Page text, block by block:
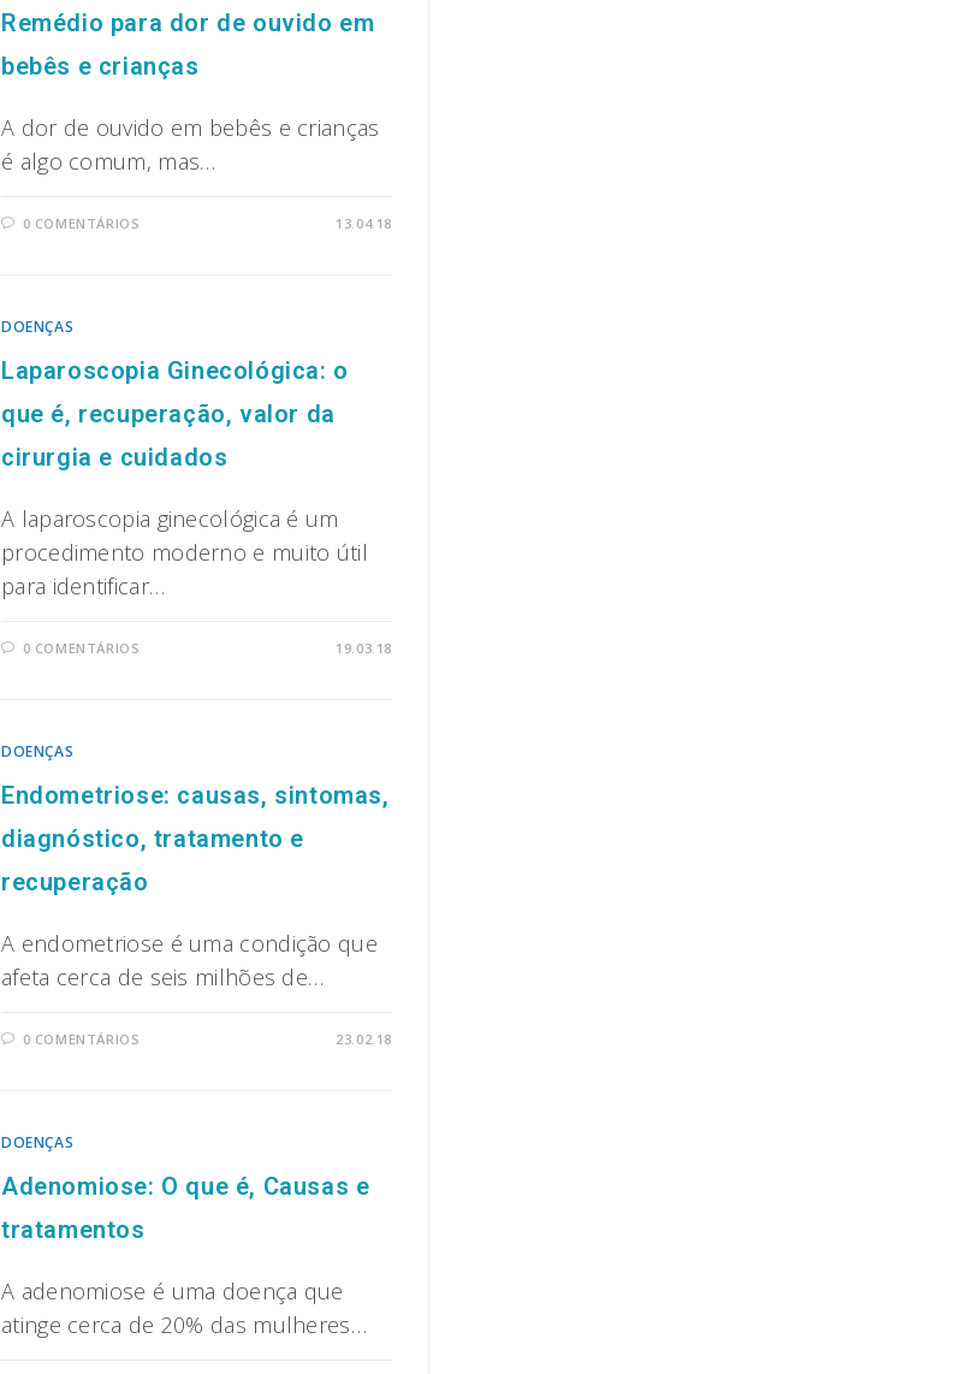
Remédio para dor de ouvido em
bebês e crianças
A dor de ouvido em bebês e crianças
é algo comum, mas…
0 COMENTÁRIOS 13.04.18
DOENÇAS
Laparoscopia Ginecológica: o
que é, recuperação, valor da
cirurgia e cuidados
A laparoscopia ginecológica é um
procedimento moderno e muito útil
para identificar…
0 COMENTÁRIOS 19.03.18
DOENÇAS
Endometriose: causas, sintomas,
diagnóstico, tratamento e
recuperação
A endometriose é uma condição que
afeta cerca de seis milhões de…
0 COMENTÁRIOS 23.02.18
DOENÇAS
Adenomiose: O que é, Causas e
tratamentos
A adenomiose é uma doença que
atinge cerca de 20% das mulheres…